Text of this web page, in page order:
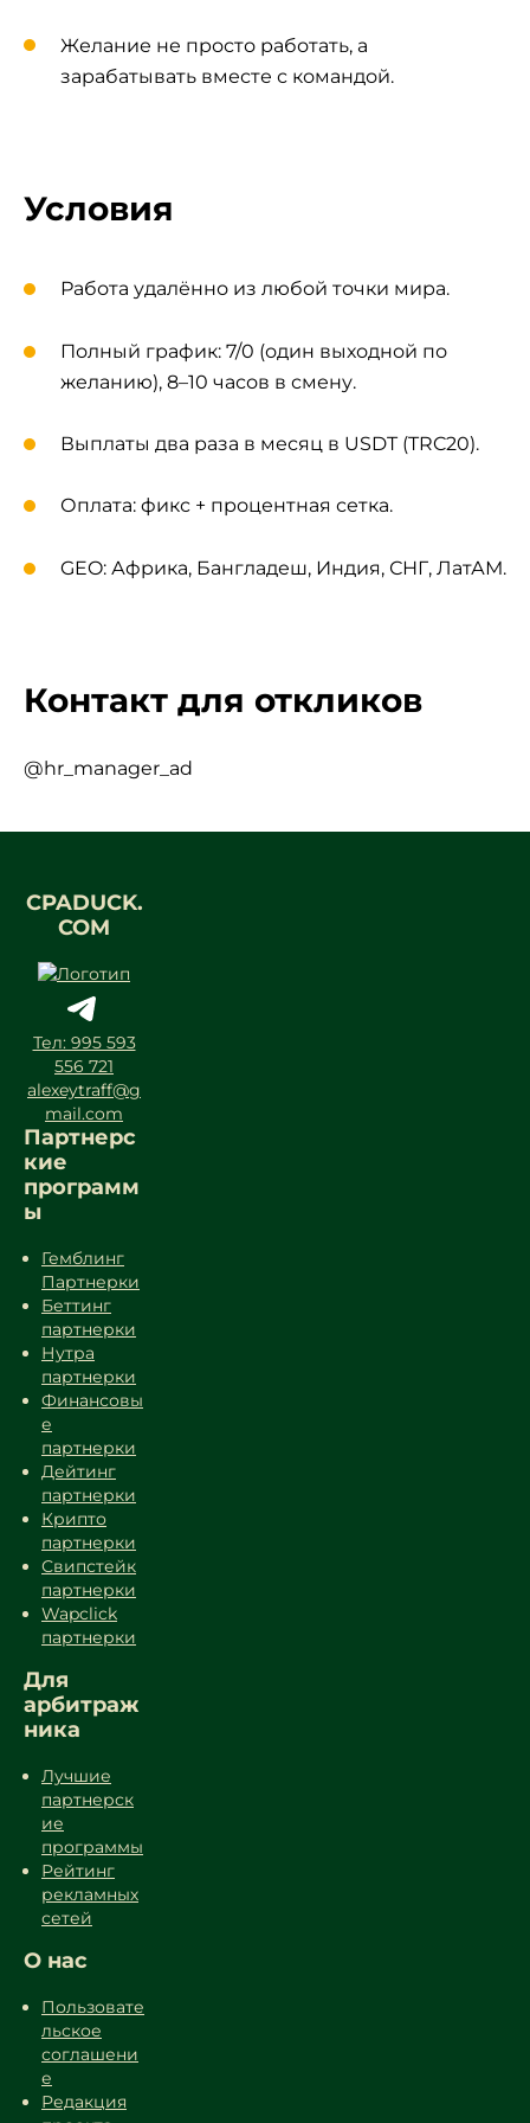
Желание не просто работать, а
зарабатывать вместе с командой.
Условия
Работа удалённо из любой точки мира.
Полный график: 7/0 (один выходной по
желанию), 8–10 часов в смену.
Выплаты два раза в месяц в USDT (TRC20).
Оплата: фикс + процентная сетка.
GEO: Африка, Бангладеш, Индия, СНГ, ЛатАМ.
Контакт для откликов
@hr_manager_ad
CPADUCK.
COM
Тел: 995 593
556 721
alexeytraff@g
mail.com
Партнерс
кие
программ
ы
Гемблинг
Партнерки
Беттинг
партнерки
Нутра
партнерки
Финансовы
е
партнерки
Дейтинг
партнерки
Крипто
партнерки
Свипстейк
партнерки
Wapclick
партнерки
Для
арбитраж
ника
Лучшие
партнерск
ие
программы
Рейтинг
рекламных
сетей
О нас
Пользовате
льское
соглашени
е
Редакция